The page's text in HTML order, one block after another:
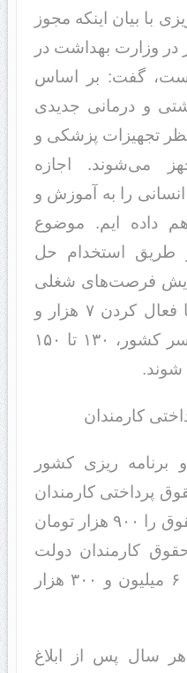
با بیان اینکه مجوز
۱۷ هزار نفر در وزارت بهداشت در
گفت: بر اساس
و درمانی جدیدی
تجهیزات پزشکی و
می‌شوند. اجازه
انسانی را به آموزش و
داده ایم. موضوع
طریق استخدام حل
فرصت‌های شغلی
باشیم.امیدواریم امسال با فعال کردن ۷ هزار و
۵۰۰ واحد تولیدی در سراسر کشور، ۱۳۰ تا ۱۵۰
شوند.
کارمندان
ریزی کشور
پرداختی کارمندان
دولت گفت: اگر حداقل حقوق را ۹۰۰ هزار تومان
کارمندان دولت
هفت برابر آن یعنی حدود ۶ میلیون و ۳۰۰ هزار
سال پس از ابلاغ